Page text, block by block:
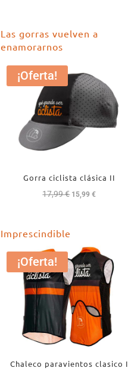
Las gorras vuelven a
enamorarnos
¡Oferta!
Gorra ciclista clásica II
17,99€ El
17,99 €.
15,99€El
15,99 €.
Imprescindible
¡Oferta!
Chaleco paravientos clasico I